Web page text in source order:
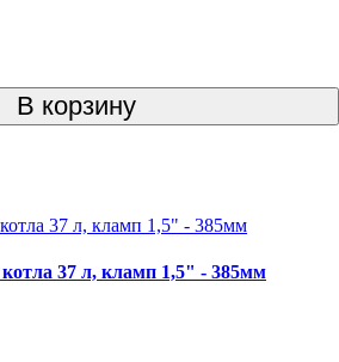
В корзину
37 л, кламп 1,5" - 385мм